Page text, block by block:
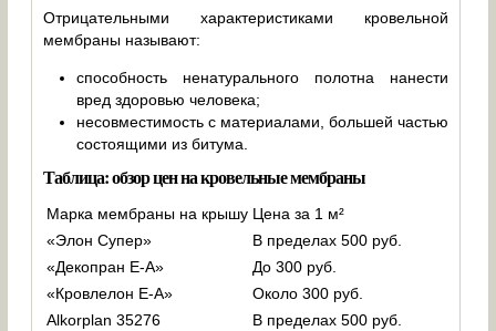
Отрицательными характеристиками кровельной
мембраны называют:
способность ненатурального полотна нанести
вред здоровью человека;
несовместимость с материалами, большей частью
состоящими из битума.
Таблица: обзор цен на кровельные мембраны
Марка мембраны на крышу Цена за 1 м²
«Элон Супер»
В пределах 500 руб.
«Декопран Е-А»
До 300 руб.
«Кровлелон Е-А»
Около 300 руб.
Alkorplan 35276
В пределах 500 руб.